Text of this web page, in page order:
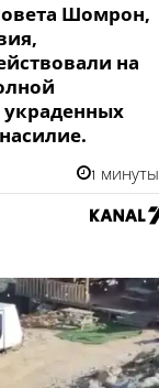
Шомрон,
на
1 минуты